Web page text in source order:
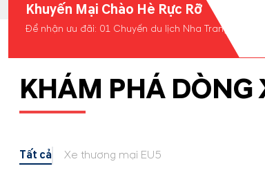
Khuyến Mại Chào Hè Rực Rỡ
Để nhận ưu đãi: 01 Chuyến du lịch Nha Trang
KHÁM PHÁ DÒNG
Tất cả Xe thương mại EU5